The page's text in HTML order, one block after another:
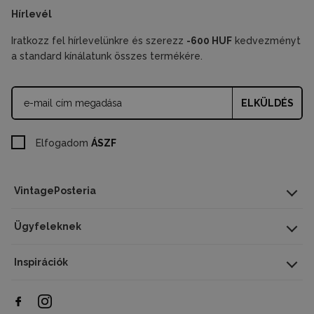
VintagePosteria
Ügyfeleknek
Inspirációk
Hírlevél
Iratkozz fel hírlevelünkre és szerezz -600 HUF kedvezményt
a standard kínálatunk összes termékére.
ELKÜLDÉS
Elfogadom ÁSZF